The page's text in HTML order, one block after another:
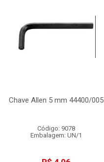
Chave Allen 5 mm 44400/005
Código: 9078
Embalagem: UN/1